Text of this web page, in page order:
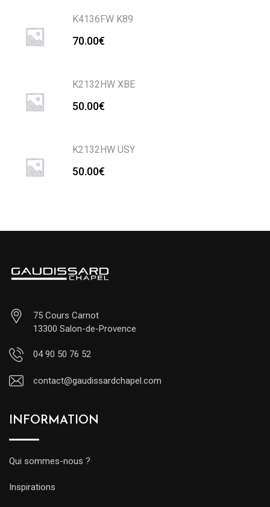
K4136FW K89
70.00€
K2132HW XBE
50.00€
K2132HW USY
50.00€
75 Cours Carnot
13300 Salon-de-Provence
04 90 50 76 52
contact@gaudissardchapel.com
INFORMATION
Qui sommes-nous ?
Inspirations